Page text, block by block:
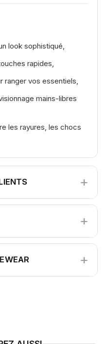
look sophistiqué,
rapides,
ranger vos essentiels,
mains-libres
les rayures, les chocs
+
+
+